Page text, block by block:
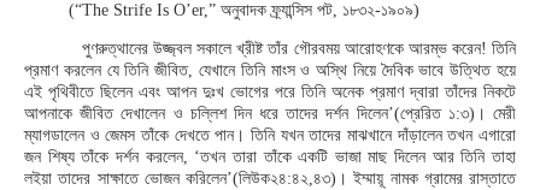
(“The Strife Is O’er,” অনুবাদক ফ্র্যান্সিস পট, ১৮৩২-১৯০৯)
পুণরুত্থানের উজ্জ্বল সকালে খ্রীষ্ট তাঁর গৌরবময় আরোহণকে আরম্ভ করেন! তিনি
প্রমাণ করলেন যে তিনি জীবিত, যেখানে তিনি মাংস ও অস্থি নিয়ে দৈবিক ভাবে উত্থিত হয়ে
এই পৃথিবীতে ছিলেন এবং আপন দুঃখ ভোগের পরে তিনি অনেক প্রমাণ দ্বারা তাঁদের নিকটে
আপনাকে জীবিত দেখালেন ও চল্লিশ দিন ধরে তাদের দর্শন দিলেন’(প্রেরিত ১:৩)। মেরী
ম্যাগডালেন ও জেমস তাঁকে দেখতে পান। তিনি যখন তাদের মাঝখানে দাঁড়ালেন তখন এগারো
জন শিষ্য তাঁকে দর্শন করলেন, ‘তখন তারা তাঁকে একটি ভাজা মাছ দিলেন আর তিনি তাহা
লইয়া তাদের সাক্ষাতে ভোজন করিলেন’(লিউক২৪:৪২,৪৩)। ইম্মায়ূ নামক গ্রামের রাস্তাতে